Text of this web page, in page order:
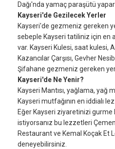
Dağı'nda yamaç paraşütü
Kayseri'de Gezilecek Yerler
Kayseri'de gezmeniz gereken
sebeple Kayseri tatiliniz için en
var. Kayseri Kulesi, saat kulesi,
Kazancılar Çarşısı, Gevher
Şifahane gezmeniz gereken
Kayseri'de Ne Yenir?
Kayseri Mantısı, yağlama, yağ
Kayseri mutfağının en iddialı
Eğer Kayseri ziyaretinizi
istiyorsanız bu lezzetleri
Restaurant ve Kemal Koçak Et
deneyebilirsiniz.